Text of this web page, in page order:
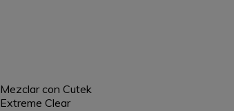
Mezclar con Cutek
Extreme Clear